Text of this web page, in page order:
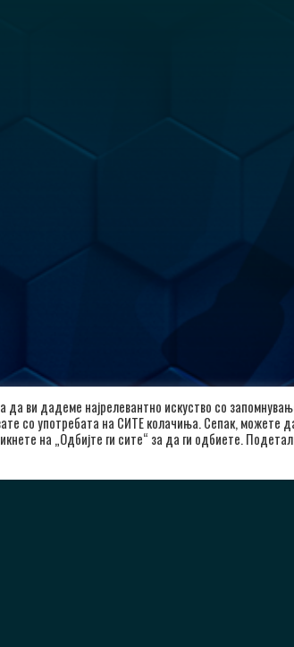
РК Алкалоид
бул. Александар Македонски 12,
Македонија
ви дадеме најрелевантно искуство со
со употребата на СИТЕ колачиња. Сепак, можете
на „Одбијте ги сите“ за да ги одбиете.